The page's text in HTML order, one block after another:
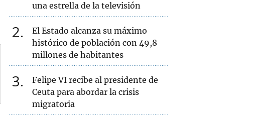
una estrella de la televisión
2
El Estado alcanza su máximo
histórico de población con 49,8
millones de habitantes
3
Felipe VI recibe al presidente de
Ceuta para abordar la crisis
migratoria